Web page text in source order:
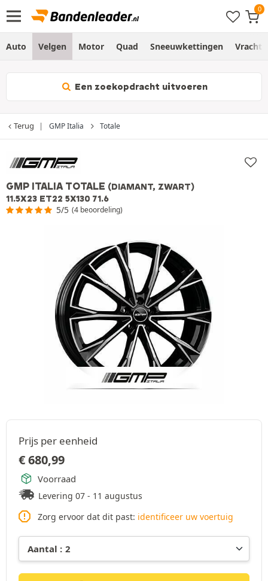
Auto Velgen Motor Quad Sneeuwkettingen
Een zoekopdracht uitvoeren
Terug GMP Italia Totale
GMP ITALIA TOTALE (DIAMANT, ZWART)
11.5X23 ET22 5X130 71.6
5/5 (4 beoordeling)
Prijs per eenheid
€680,99
Voorraad
Levering 07 - 11 augustus
Zorg ervoor dat dit past: identificeer uw voertuig